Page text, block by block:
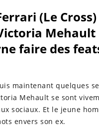
(Le
Mehault
faire des
maintenant quelques
Mehault se sont
sociaux. Et le jeune
envers son ex.